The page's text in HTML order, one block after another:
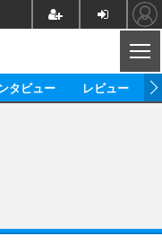
タビュー レビュー